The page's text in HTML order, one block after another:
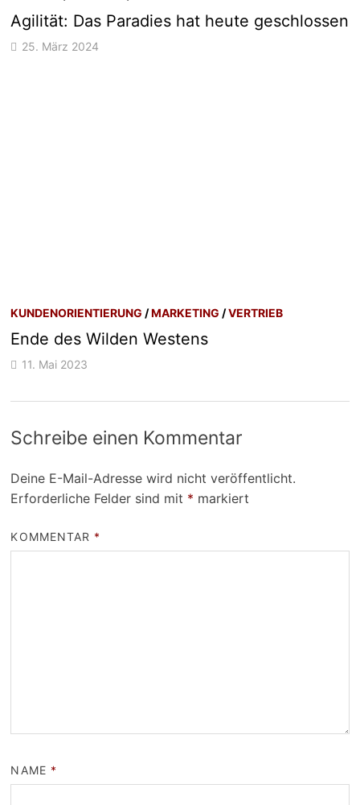
Agilität: Das Paradies hat heute geschlossen
25. März 2024
KUNDENORIENTIERUNG /MARKETING /VERTRIEB
Ende des Wilden Westens
11. Mai 2023
Schreibe einen Kommentar
Deine E-Mail-Adresse wird nicht veröffentlicht.
Erforderliche Felder sind mit * markiert
KOMMENTAR *
NAME *